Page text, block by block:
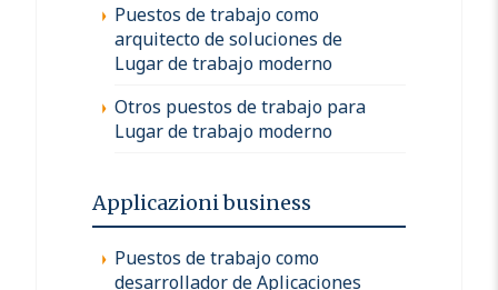
Puestos de trabajo como
arquitecto de soluciones de
Lugar de trabajo moderno
Otros puestos de trabajo para
Lugar de trabajo moderno
Applicazioni business
Puestos de trabajo como
desarrollador de Aplicaciones